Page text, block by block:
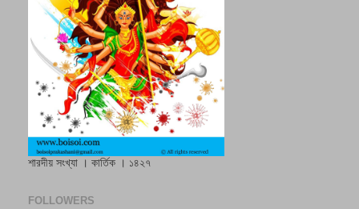
শারদীয় সংখ্যা । কার্তিক । ১৪২৭
FOLLOWERS